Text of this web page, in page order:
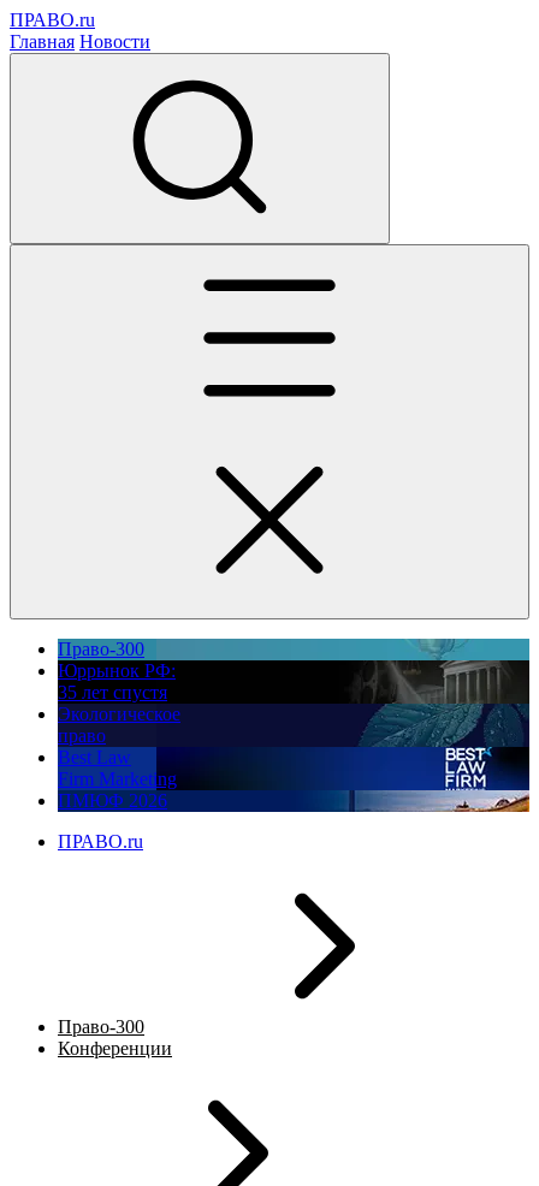
ПРАВО.ru
Главная Новости
Право-300
Юррынок РФ:
35 лет спустя
Экологическое
право
Best Law
Firm Marketing
ПМЮФ 2026
ПРАВО.ru
Право-300
Конференции